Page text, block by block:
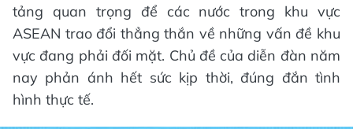
tảng quan trọng để các nước trong khu vực
ASEAN trao đổi thẳng thắn về những vấn đề khu
vực đang phải đối mặt. Chủ đề của diễn đàn năm
nay phản ánh hết sức kịp thời, đúng đắn tình
hình thực tế.